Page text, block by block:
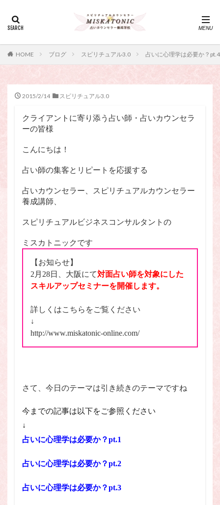
HOME ブログ スピリチュアル3.0 占いに心理学は必要か？
2015/2/14 スピリチュアル3.0
クライアントに寄り添う占い師・占いカウンセラ
ーの皆様
こんにちは！
占い師の集客とリピートを応援する
占いカウンセラー、スピリチュアルカウンセラー
養成講師、
スピリチュアルビジネスコンサルタントの
ミスカトニックです
【お知らせ】
2月28日、大阪にて対面占い師を対象にした
スキルアップセミナーを開催します。
詳しくはこちらをご覧ください
↓
http://www.miskatonic-online.com/
さて、今日のテーマは引き続きのテーマですね
今までの記事は以下をご参照ください
↓
占いに心理学は必要か？pt.1
占いに心理学は必要か？pt.2
占いに心理学は必要か？pt.3
ー、占い師、占い師になりたい、占い講座
引き寄せの法則
心理療法
波動の法則
電話占い師
願いが叶うおまじない
願いが叶う祈り方
スピリチュアル・セラピー
サイコセラピー
スピリチュアル・カウンセラーになりたい
スピリチュアル・カウンセリング
スピリチュアル、スピリチュアル・カウンセラー、スピリチュ
アル・カウンセラーになりたい、スピリチュアル・カウンセリ
ング、スピリチュアル・セッション、スピリチュアル・セラピ
カウンセラー、占いカウンセリング、占いセラピー、占い師、
占いカウンセリング
スピリチュアルカウンセラー
スピリチュアル講座
パワースポット